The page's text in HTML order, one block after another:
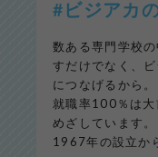
#ビジアカ
数ある専門学校
すだけでなく、
につなげるから。
就職率100％は大
めざしています。
1967年の設立か